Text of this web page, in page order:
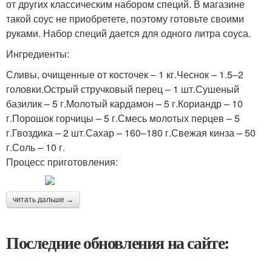
от других классическим набором специй. В магазине
такой соус не приобретете, поэтому готовьте своими
руками. Набор специй дается для одного литра соуса.
Ингредиенты:
Сливы, очищенные от косточек – 1 кг.Чеснок – 1.5–2
головки.Острый стручковый перец – 1 шт.Сушеный
базилик – 5 г.Молотый кардамон – 5 г.Кориандр – 10
г.Порошок горчицы – 5 г.Смесь молотых перцев – 5
г.Гвоздика – 2 шт.Сахар – 160–180 г.Свежая кинза – 50
г.Соль – 10 г.
Процесс приготовления:
читать дальше →
Последние обновления на сайте: